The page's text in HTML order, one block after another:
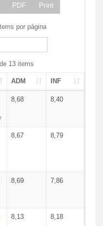
PDF Print
por página
13 items
ADM INF
8,68 8,40
8,67 8,79
8,69 7,86
8,13 8,18